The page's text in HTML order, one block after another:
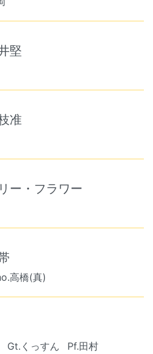
堅
准
ー・フラワー
高橋(真)
Gt.くっすん Pf.田村